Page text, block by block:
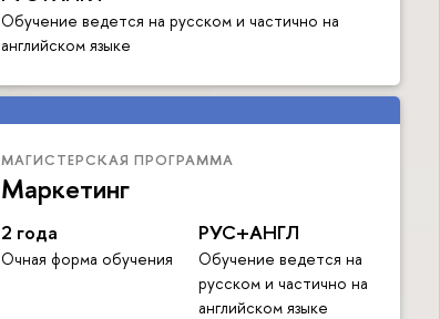
Обучение ведется на русском и частично на
английском языке
МАГИСТЕРСКАЯ ПРОГРАММА
Маркетинг
2 года
Очная форма обучения
РУС+АНГЛ
Обучение ведется на
русском и частично на
английском языке